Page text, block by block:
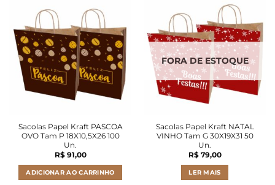
Sacolas Papel Kraft PASCOA
OVO Tam P 18X10,5X26 100
Un.
R$91,00
ADICIONAR AO CARRINHO
FORA DE ESTOQUE
Sacolas Papel Kraft NATAL
VINHO Tam G 30X19X31 50
Un.
R$79,00
LER MAIS